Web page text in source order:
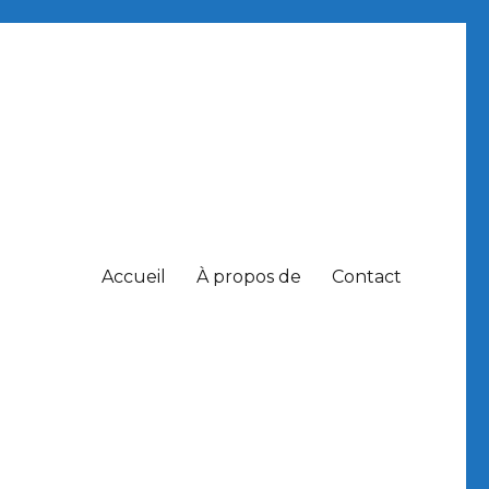
Accueil À propos de Contact